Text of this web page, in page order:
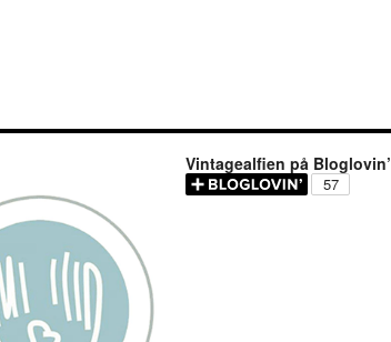
Vintagealfien på Bloglovin’